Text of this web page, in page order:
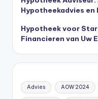
Hypotheekadvies en
Hypotheek voor
Financieren van Uw
Advies AOW 2024